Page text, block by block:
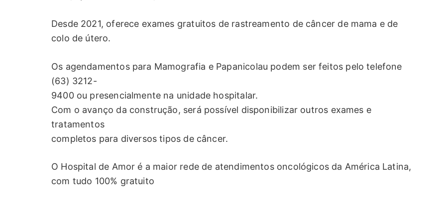
Desde 2021, oferece exames gratuitos de rastreamento de câncer de mama e de
colo de útero.
Os agendamentos para Mamografia e Papanicolau podem ser feitos pelo telefone
(63) 3212-
9400 ou presencialmente na unidade hospitalar.
Com o avanço da construção, será possível disponibilizar outros exames e
tratamentos
completos para diversos tipos de câncer.
O Hospital de Amor é a maior rede de atendimentos oncológicos da América Latina,
com tudo 100% gratuito